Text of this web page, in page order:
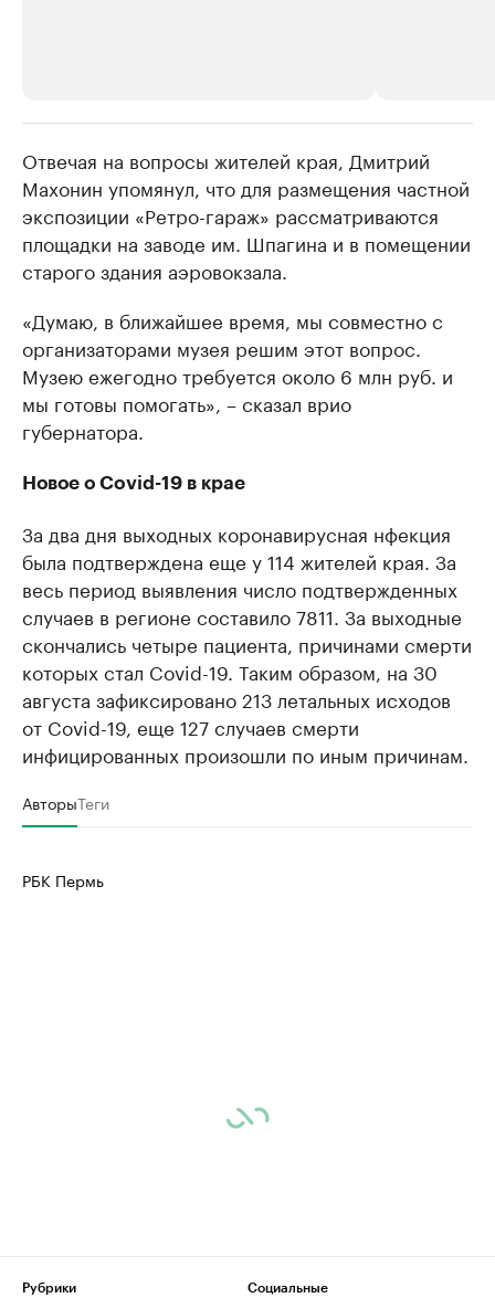
Крупнейшие производители и
продавцы медийной продукции
Ознакомьтесь с информацией в каталоге
Страховые
Посмотрите в
Отвечая на вопросы жителей края, Дмитрий
Махонин упомянул, что для размещения частной
экспозиции «Ретро-гараж» рассматриваются
площадки на заводе им. Шпагина и в помещении
старого здания аэровокзала.
«Думаю, в ближайшее время, мы совместно с
организаторами музея решим этот вопрос.
Музею ежегодно требуется около 6 млн руб. и
мы готовы помогать», – сказал врио
губернатора.
Новое о Covid-19 в крае
За два дня выходных коронавирусная нфекция
была подтверждена еще у 114 жителей края. За
весь период выявления число подтвержденных
случаев в регионе составило 7811. За выходные
скончались четыре пациента, причинами смерти
которых стал Covid-19. Таким образом, на 30
августа зафиксировано 213 летальных исходов
от Covid-19, еще 127 случаев смерти
инфицированных произошли по иным причинам.
АвторыТеги
РБК Пермь
Рубрики
Социальные